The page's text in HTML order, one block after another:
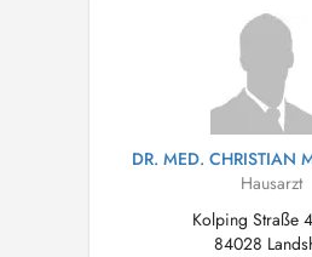
DR. MED. CHRISTIAN
Hausarzt
Kolping Straße
84028